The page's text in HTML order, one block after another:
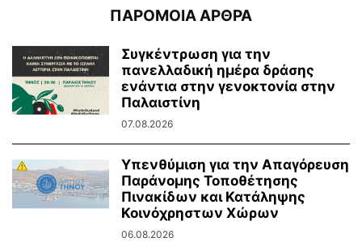
ΠΑΡΟΜΟΙΑ ΑΡΘΡΑ
Συγκέντρωση για την
πανελλαδική ημέρα δράσης
ενάντια στην γενοκτονία στην
Παλαιστίνη
07.08.2026
Υπενθύμιση για την Απαγόρευση
Παράνομης Τοποθέτησης
Πινακίδων και Κατάληψης
Κοινόχρηστων Χώρων
06.08.2026